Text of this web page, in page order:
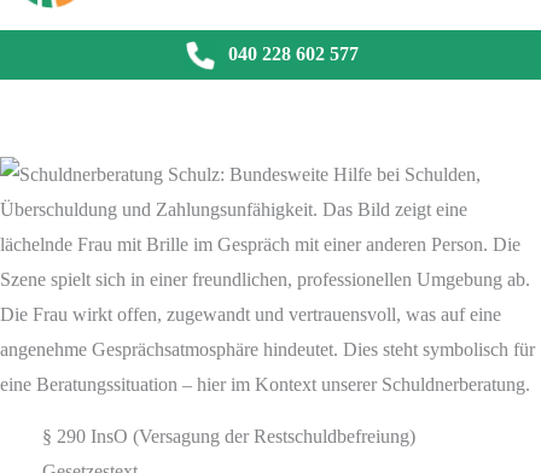
040 228 602 577
§ 290 InsO (Versagung der Restschuldbefreiung)